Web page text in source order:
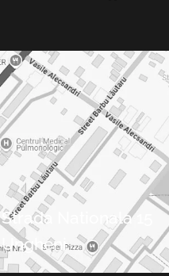
Strada Nationala 15
Ungheni